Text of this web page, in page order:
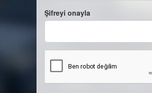
Şifreyi onayla